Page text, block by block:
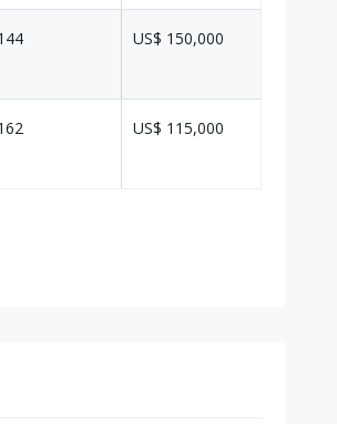
US$ 150,000
US$ 115,000